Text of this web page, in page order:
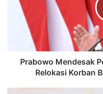
Relokasi
Korban
Bencana
SumatraPrabowo Mendesak
Relokasi Korban